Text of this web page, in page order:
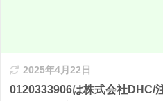
2025年4月22日
0120333906は株式会社DHC/